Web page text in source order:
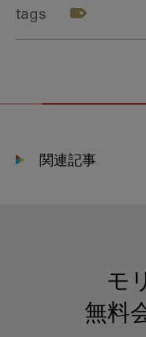
tags
関連記事
モ
無料